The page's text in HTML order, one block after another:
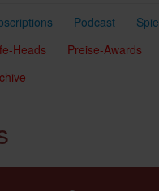
Podcast
Heads
Preise-Awards